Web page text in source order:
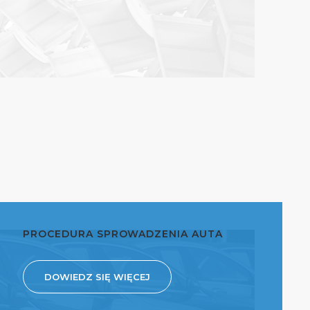
PROCEDURA SPROWADZENIA AUTA
DOWIEDZ SIĘ WIĘCEJ